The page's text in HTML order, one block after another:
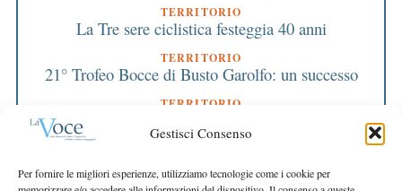
Gestisci Consenso
Per fornire le migliori esperienze, utilizziamo tecnologie come i cookie per
TERRITORIO
La Tre sere ciclistica festeggia 40 anni
TERRITORIO
21° Trofeo Bocce di Busto Garolfo: un successo
TERRITORIO
Un documentario per il nostro paese